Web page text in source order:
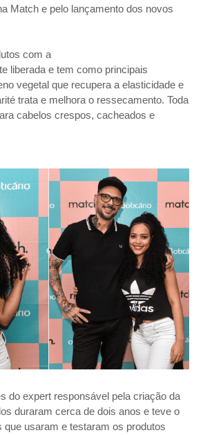
Match e pelo lançamento dos novos
com a
liberada e tem como principais
vegetal que recupera a elasticidade e
trata e melhora o ressecamento. Toda
cabelos crespos, cacheados e
do expert responsável pela criação da
duraram cerca de dois anos e teve o
que usaram e testaram os produtos